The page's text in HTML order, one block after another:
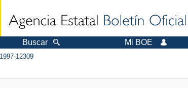
Buscar Mi BOE
12309